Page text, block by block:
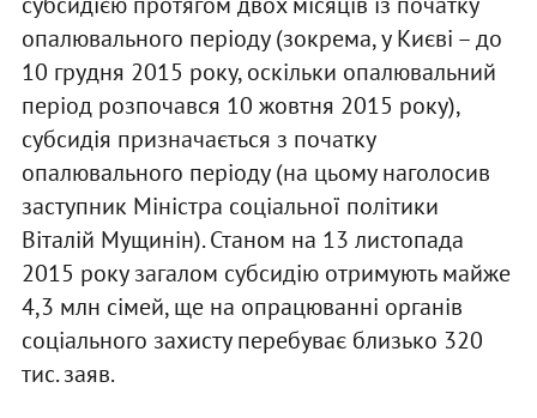
опалювального періоду (зокрема, у Києві – до
10 грудня 2015 року, оскільки опалювальний
період розпочався 10 жовтня 2015 року),
субсидія призначається з початку
опалювального періоду (на цьому наголосив
заступник Міністра соціальної політики
Віталій Мущинін). Станом на 13 листопада
2015 року загалом субсидію отримують майже
4,3 млн сімей, ще на опрацюванні органів
соціального захисту перебуває близько 320
тис. заяв.